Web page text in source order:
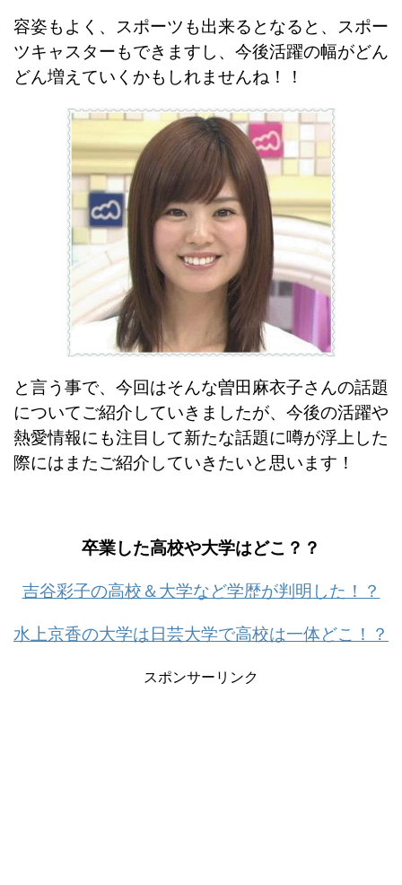
容姿もよく、スポーツも出来るとなると、スポー
ツキャスターもできますし、今後活躍の幅がどん
どん増えていくかもしれませんね！！
と言う事で、今回はそんな曽田麻衣子さんの話題
についてご紹介していきましたが、今後の活躍や
熱愛情報にも注目して新たな話題に噂が浮上した
際にはまたご紹介していきたいと思います！
卒業した高校や大学はどこ？？
吉谷彩子の高校＆大学など学歴が判明した！？
水上京香の大学は日芸大学で高校は一体どこ！？
スポンサーリンク